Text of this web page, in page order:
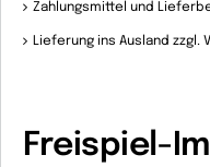
Zahlungsmittel und
Lieferung ins Ausland zzgl.
Freispiel-